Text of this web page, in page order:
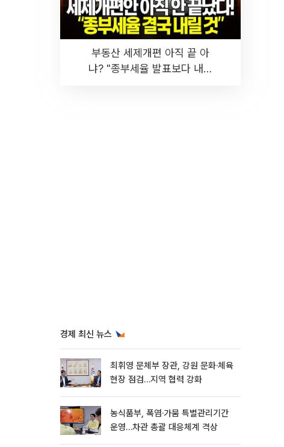
부동산 세제개편 아직 끝 아
냐? "종부세율 발표보다 내릴
경제 최신 뉴스
최휘영 문체부 장관, 강원 문화·체육
현장 점검…지역 협력 강화
농식품부, 폭염·가뭄 특별관리기간
운영…차관 총괄 대응체계 격상